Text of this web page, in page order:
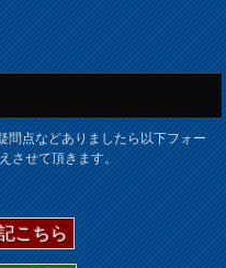
問点などありましたら以下フォー
させて頂きます。
こちら